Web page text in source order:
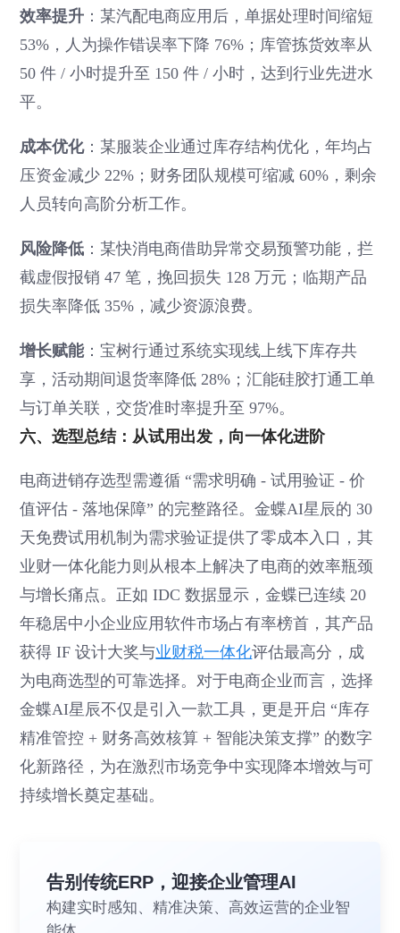
效率提升 ：某汽配电商应用后，单据处理时间缩短
53%，人为操作错误率下降 76%；库管拣货效率从
50 件 / 小时提升至 150 件 / 小时，达到行业先进水
平。
成本优化：某服装企业通过库存结构优化，年均占
压资金减少 22%；财务团队规模可缩减 60%，剩余
人员转向高阶分析工作。
风险降低 ：某快消电商借助异常交易预警功能，拦
截虚假报销 47 笔，挽回损失 128 万元；临期产品
损失率降低 35%，减少资源浪费。
增长赋能：宝树行通过系统实现线上线下库存共
享，活动期间退货率降低 28%；汇能硅胶打通工单
与订单关联，交货准时率提升至 97%。
六、选型总结：从试用出发，向一体化进阶
电商进销存选型需遵循 “需求明确 - 试用验证 - 价
值评估 - 落地保障” 的完整路径。金蝶AI星辰的 30
天免费试用机制为需求验证提供了零成本入口，其
业财一体化能力则从根本上解决了电商的效率瓶颈
与增长痛点。正如 IDC 数据显示，金蝶已连续 20
年稳居中小企业应用软件市场占有率榜首，其产品
获得 IF 设计大奖与业财税一体化评估最高分，成
为电商选型的可靠选择。对于电商企业而言，选择
金蝶AI星辰不仅是引入一款工具，更是开启 “库存
精准管控 + 财务高效核算 + 智能决策支撑” 的数字
化新路径，为在激烈市场竞争中实现降本增效与可
持续增长奠定基础。
告别传统ERP，迎接企业管理AI
构建实时感知、精准决策、高效运营的企业智